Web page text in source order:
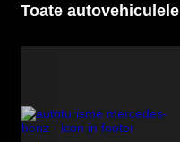
Toate autovehiculele